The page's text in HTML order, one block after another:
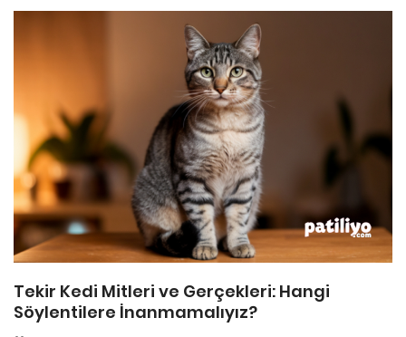
Tekir Kedi Mitleri ve Gerçekleri: Hangi
Söylentilere İnanmamalıyız?